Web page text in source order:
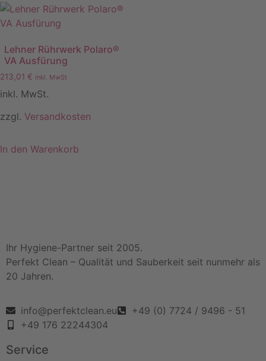
Lehner Rührwerk Polaro®
VA Ausfürung
213,01 € inkl. MwSt
inkl. MwSt.
zzgl. Versandkosten
In den Warenkorb
Ihr Hygiene-Partner seit 2005.
Perfekt Clean – Qualität und Sauberkeit seit nunmehr als
20 Jahren.
info@perfektclean.eu
+49 (0) 7724 / 9496 - 51
+49 176 22244304
Service